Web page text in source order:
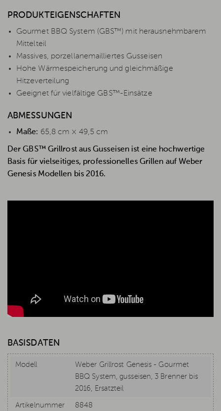
PRODUKTEIGENSCHAFTEN
Gourmet BBQ System (GBS™) mit herausnehmbarem
Mittelteil
Massives, porzellanemailliertes Gusseisen
Hohe Wärmespeicherung und gleichmäßige
Hitzeverteilung
Geeignet für vielfältige GBS™-Einsätze
ABMESSUNGEN
Maße: 65,8 cm × 49,5 cm
Der GBS™ Grillrost aus Gusseisen ist eine hochwertige
Basis für vielseitiges, professionelles Grillen auf Weber
Genesis Modellen bis 2016.
BASISDATEN
Modell
Weber Grillrost Genesis - Gourmet
BBQ System, gusseisen, 3 Brenner bis
2016, Ersatzteil
Artikelnummer 8848